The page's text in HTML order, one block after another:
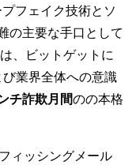
フェイク技術とソ
の主要な手口として
、ビットゲットに
業界全体への意識
チ詐欺月間のの本格
ィッシングメール